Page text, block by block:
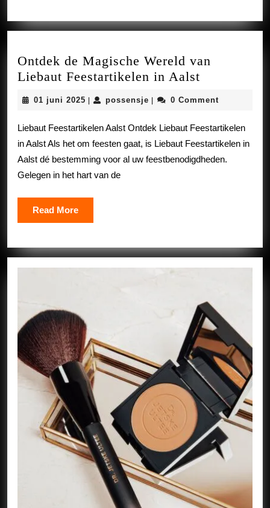
en
Ontdek de Magische Wereld van
Liebaut Feestartikelen in Aalst
Magische
Wereld
van
Liebaut
01 juni 2025 01
2025
possensje possensje
0 Comment
Liebaut Feestartikelen Aalst Ontdek Liebaut Feestartikelen
in Aalst Als het om feesten gaat, is Liebaut Feestartikelen in
Aalst dé bestemming voor al uw feestbenodigdheden.
Gelegen in het hart van de
Read MoreRead
More